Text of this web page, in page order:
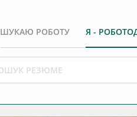
ШУКАЮ РОБОТУ Я -